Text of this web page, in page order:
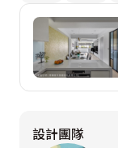
設計團隊